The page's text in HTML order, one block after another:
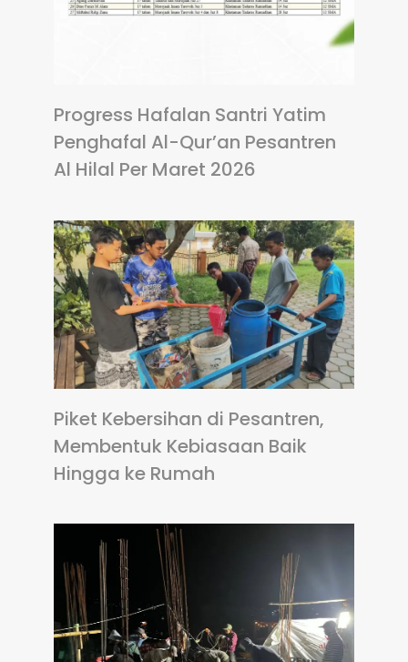
Progress Hafalan Santri Yatim
Penghafal Al-Qur’an Pesantren
Al Hilal Per Maret 2026
Piket Kebersihan di Pesantren,
Membentuk Kebiasaan Baik
Hingga ke Rumah